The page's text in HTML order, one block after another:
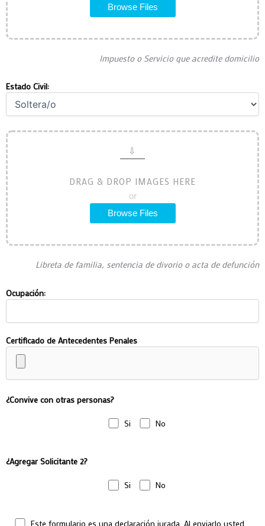
Browse Files
Impuesto o Servicio que acredite domicilio
Estado Civil:
DRAG & DROP IMAGES HERE
or
Browse Files
Libreta de familia, sentencia de divorio o acta de defunción
Ocupación:
Certificado de Antecedentes Penales
¿Convive con otras personas?
Si No
¿Agregar Solicitante 2?
Si No
Este formulario es una declaración jurada. Al enviarlo usted